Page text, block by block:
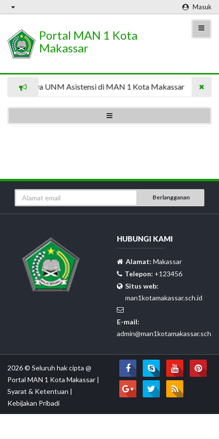
Masuk
Portal MAN 1 Kota
Makassar
Mahasiswa UNM Asistensi di MAN 1 Kota Makassar
Berlangganan
HUBUNGI KAMI
Alamat: Makassar
Telepon: +123456
Situs web:
man1kotamakassar.sch.id
E-mail:
admin@man1kotamakassar.sch.id
2026 © Seluruh hak cipta @
Portal MAN 1 Kota Makassar |
Syarat & Ketentuan |
Kebijakan Pribadi